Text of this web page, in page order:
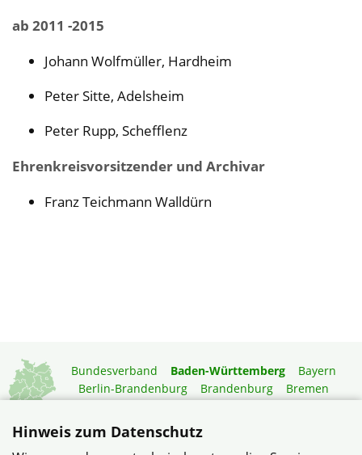
ab 2011 -2015
Johann Wolfmüller, Hardheim
Peter Sitte, Adelsheim
Peter Rupp, Schefflenz
Ehrenkreisvorsitzender und Archivar
Franz Teichmann Walldürn
Bundesverband Baden-Württemberg
Bayern
Berlin-Brandenburg
Brandenburg
Bremen
Niedersachsen
Rheinland-Pfalz
Saarland
Hinweis zum Datenschutz